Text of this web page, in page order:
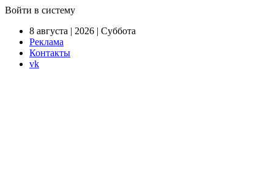
Войти в систему
8 августа | 2026 | Суббота
Реклама
Контакты
vk